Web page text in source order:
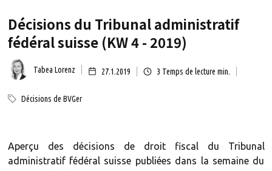
Décisions du Tribunal administratif
fédéral suisse (KW 4 - 2019)
Tabea Lorenz 27.1.2019 3 Temps de lecture min.
Décisions de BVGer
Aperçu des décisions de droit fiscal du Tribunal
administratif fédéral suisse publiées dans la semaine du